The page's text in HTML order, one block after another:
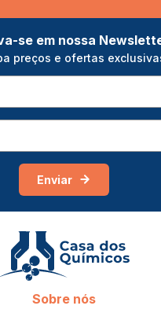
se em nossa
preços e ofertas
Enviar
Sobre nós